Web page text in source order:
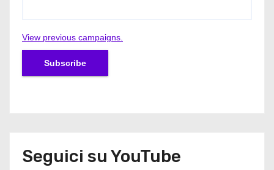
View previous campaigns.
Seguici su YouTube